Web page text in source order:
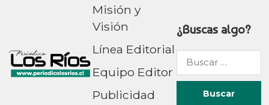
Misión y
Visión
Línea Editorial
Equipo Editor
Publicidad
¿Buscas algo?
Buscar
por: